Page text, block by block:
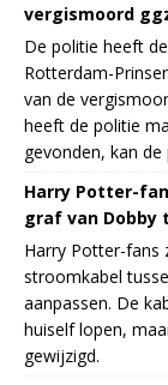
vergismoord
De politie heeft
Rotterdam-
van de
heeft de politie
gevonden, kan
Harry Potter-
graf van Dobby
Harry Potter-fans
stroomkabel
aanpassen. De
huiself lopen,
gewijzigd.